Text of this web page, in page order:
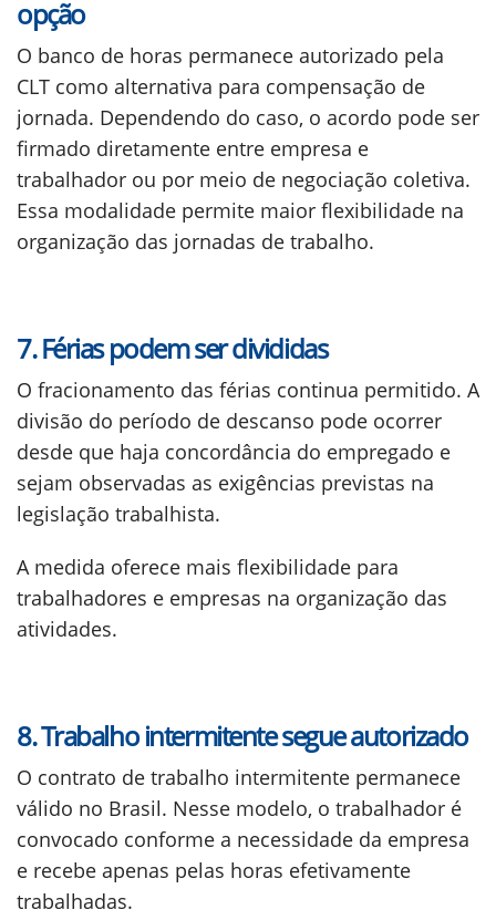
opção
O banco de horas permanece autorizado pela
CLT como alternativa para compensação de
jornada. Dependendo do caso, o acordo pode ser
firmado diretamente entre empresa e
trabalhador ou por meio de negociação coletiva.
Essa modalidade permite maior flexibilidade na
organização das jornadas de trabalho.
7. Férias podem ser divididas
O fracionamento das férias continua permitido. A
divisão do período de descanso pode ocorrer
desde que haja concordância do empregado e
sejam observadas as exigências previstas na
legislação trabalhista.
A medida oferece mais flexibilidade para
trabalhadores e empresas na organização das
atividades.
8. Trabalho intermitente segue autorizado
O contrato de trabalho intermitente permanece
válido no Brasil. Nesse modelo, o trabalhador é
convocado conforme a necessidade da empresa
e recebe apenas pelas horas efetivamente
trabalhadas.